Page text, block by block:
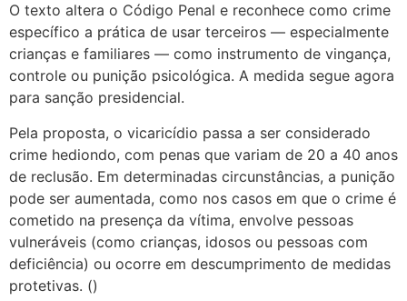
O texto altera o Código Penal e reconhece como crime
específico a prática de usar terceiros — especialmente
crianças e familiares — como instrumento de vingança,
controle ou punição psicológica. A medida segue agora
para sanção presidencial.
Pela proposta, o vicaricídio passa a ser considerado
crime hediondo, com penas que variam de 20 a 40 anos
de reclusão. Em determinadas circunstâncias, a punição
pode ser aumentada, como nos casos em que o crime é
cometido na presença da vítima, envolve pessoas
vulneráveis (como crianças, idosos ou pessoas com
deficiência) ou ocorre em descumprimento de medidas
protetivas. ()